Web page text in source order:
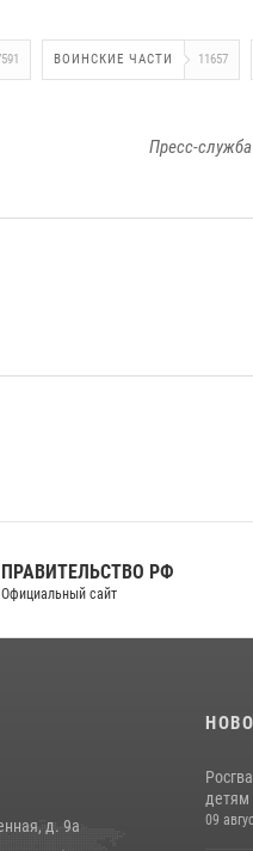
ВОИНСКИЕ ЧАСТИ 11657
Пресс-
РФ
д. 9а
09